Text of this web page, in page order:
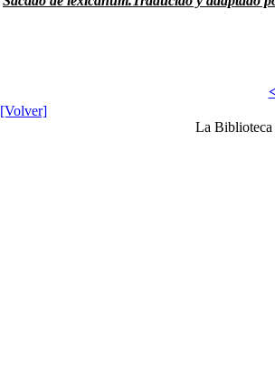
[Volver]
La